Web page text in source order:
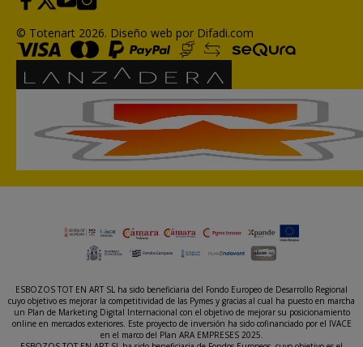
© Totenart 2026. Diseño web por Difadi.com
ESBOZOS TOT EN ART SL ha sido beneficiaria del Fondo Europeo de Desarrollo Regional
cuyo objetivo es mejorar la competitividad de las Pymes y gracias al cual ha puesto en marcha
un Plan de Marketing Digital Internacional con el objetivo de mejorar su posicionamiento
online en mercados exteriores. Este proyecto de inversión ha sido cofinanciado por el IVACE
en el marco del Plan ARA EMPRESES 2025.